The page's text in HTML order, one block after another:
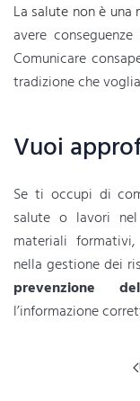
La salute non è una
avere
Comunicare
tradizione che
Vuoi
Se ti occupi di
salute o lavori
materiali
nella gestione dei
prevenzione
l’informazione